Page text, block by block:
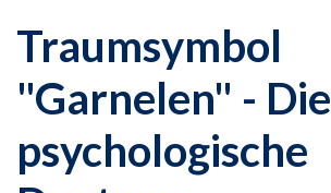
Traumsymbol
"Garnelen" - Die
psychologische